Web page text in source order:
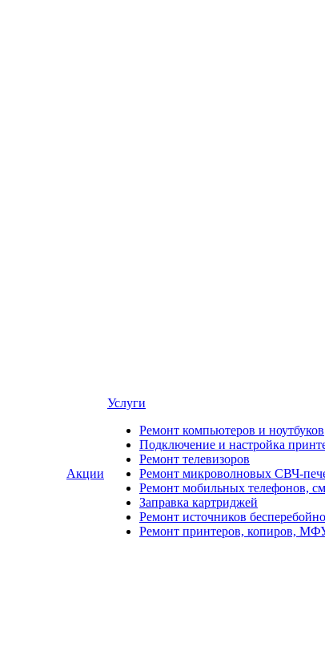
Акции
Услуги
Ремонт компьютеров и ноутбуков
Подключение и настройка
Ремонт телевизоров
Ремонт микроволновых СВЧ-
Ремонт мобильных телефонов,
Заправка картриджей
Ремонт источников
Ремонт принтеров, копиров,